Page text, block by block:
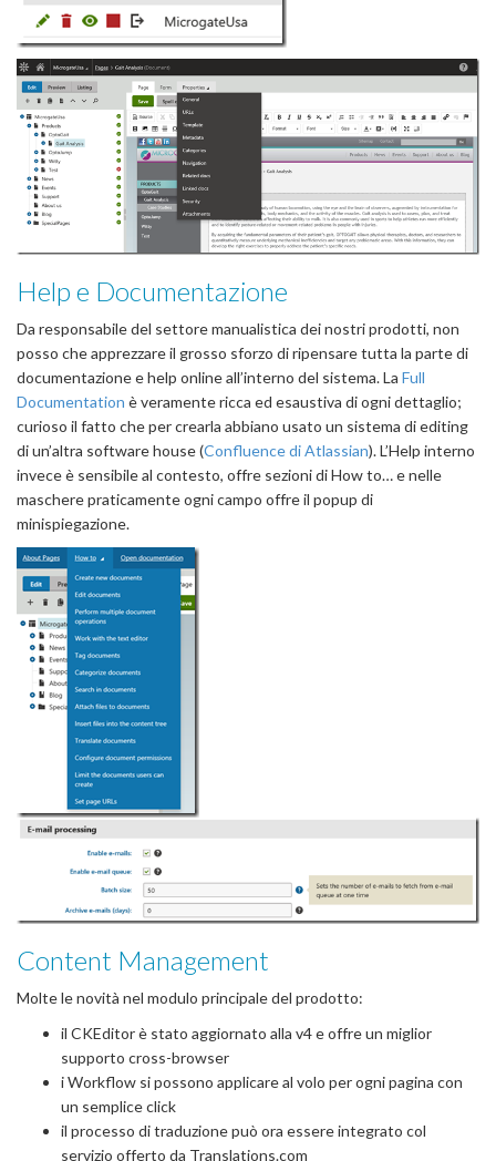
Help e Documentazione
Da responsabile del settore manualistica dei nostri prodotti, non
posso che apprezzare il grosso sforzo di ripensare tutta la parte di
documentazione e help online all’interno del sistema. La Full
Documentation è veramente ricca ed esaustiva di ogni dettaglio;
curioso il fatto che per crearla abbiano usato un sistema di editing
di un’altra software house (Confluence di Atlassian). L’Help interno
invece è sensibile al contesto, offre sezioni di How to… e nelle
maschere praticamente ogni campo offre il popup di
minispiegazione.
Content Management
Molte le novità nel modulo principale del prodotto:
il CKEditor è stato aggiornato alla v4 e offre un miglior
supporto cross-browser
i Workflow si possono applicare al volo per ogni pagina con
un semplice click
il processo di traduzione può ora essere integrato col
servizio offerto da Translations.com